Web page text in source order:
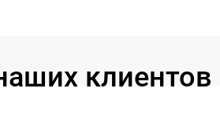
клиентов